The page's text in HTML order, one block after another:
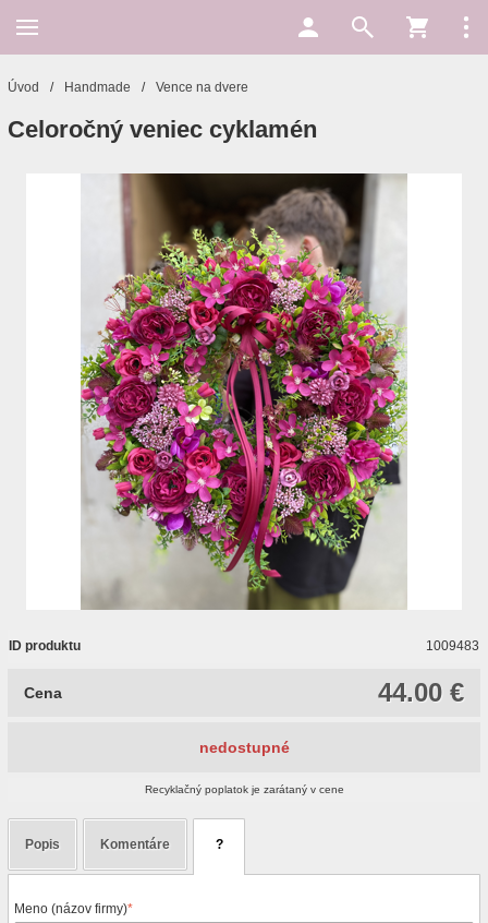
Úvod / Handmade / Vence na dvere
Celoročný veniec cyklamén
ID produktu 1009483
44.00 €
Cena
nedostupné
Recyklačný poplatok je zarátaný v cene
Popis Komentáre ?
Meno (názov firmy)*